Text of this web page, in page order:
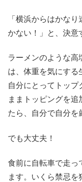
「横浜からはかな
かない！」と、決意
ラーメンのような高
は、体重を気にする
自分にとってトップ
ままトッピングを
たら、自分で自分を
でも大丈夫！
食前に自転車で走っ
ます。いくら禁忌を